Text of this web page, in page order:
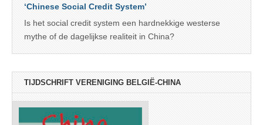
‘Chinese Social Credit System’
Is het social credit system een hardnekkige westerse
mythe of de dagelijkse realiteit in China?
TIJDSCHRIFT VERENIGING BELGIË-CHINA